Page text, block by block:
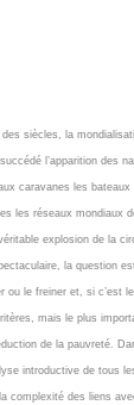
siècles, la
l’apparition des
caravanes les
les réseaux mondiaux
explosion de la
la question
ou le freiner et, si
mais le plus
de la pauvreté.
introductive de tous
complexité des liens